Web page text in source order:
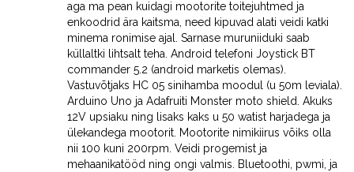
aga ma pean kuidagi mootorite toitejuhtmed ja
enkoodrid ära kaitsma, need kipuvad alati veidi katki
minema ronimise ajal. Sarnase muruniiduki saab
küllaltki lihtsalt teha. Android telefoni Joystick BT
commander 5.2 (android marketis olemas).
Vastuvõtjaks HC 05 sinihamba moodul (u 50m leviala).
Arduino Uno ja Adafruiti Monster moto shield. Akuks
12V upsiaku ning lisaks kaks u 50 watist harjadega ja
ülekandega mootorit. Mootorite nimikiirus võiks olla
nii 100 kuni 200rpm. Veidi progemist ja
mehaanikatööd ning ongi valmis. Bluetoothi, pwmi, ja